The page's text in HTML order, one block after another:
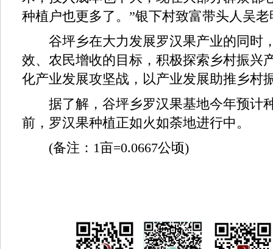
种植户也更多了。”银下村致富带头人吴老
谷坪乡在大力发展罗汉果产业的同时
效、农民增收的目标，积极探索乡村振兴
化产业发展攻坚战，以产业发展助推乡村
据了解，谷坪乡罗汉果基地今年预计
前，罗汉果种植正如火如荼地进行中。
(备注：1亩=0.0667公顷)